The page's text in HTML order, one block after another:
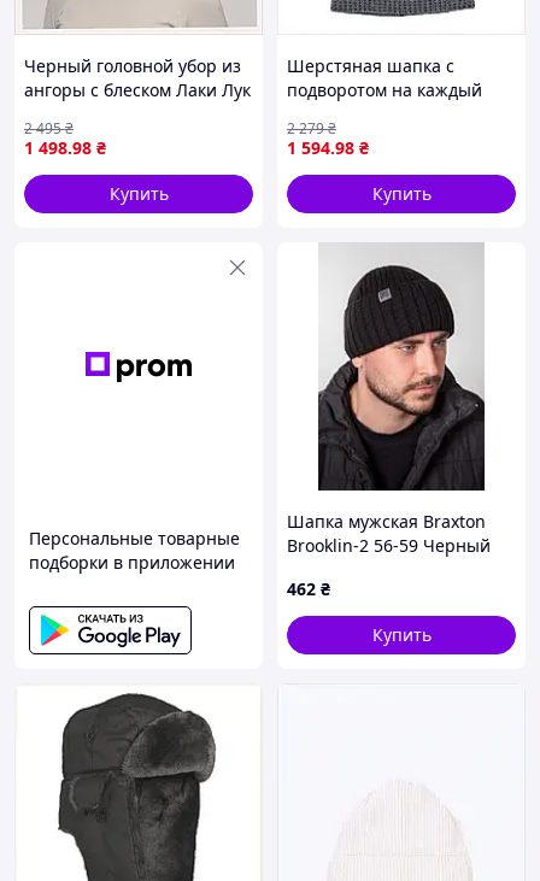
Черный головной убор из
ангоры с блеском Лаки Лук
1 498.98 ₴
2 495₴
Купить
Шерстяная шапка с
подворотом на каждый
1 594.98 ₴
2 279₴
Купить
Персональные товарные
подборки в приложении
Шапка мужская Braxton
Brooklin-2 56-59 Черный
462 ₴
Купить